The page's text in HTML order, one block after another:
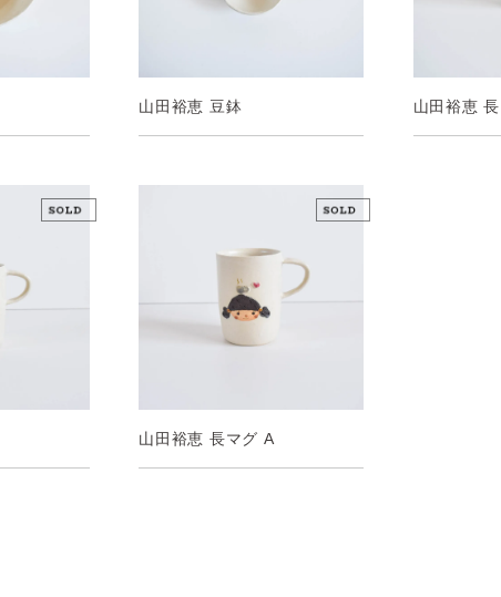
山田裕恵 豆鉢 山田裕恵
山田裕恵 長マグ A